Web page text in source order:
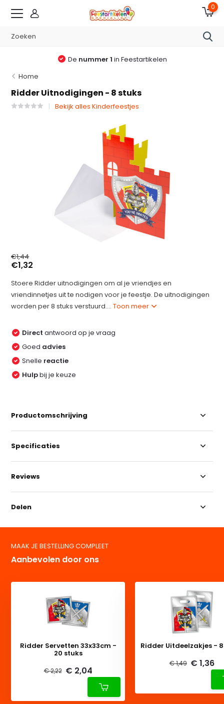
0
De nummer 1 in Feestartikelen
Home
Ridder Uitnodigingen - 8 stuks
Bekijk alles Kinderfeestjes
€1,44
€1,32
Stoere Ridder uitnodigingen om al je vriendjes en
vriendinnetjes uit te nodigen voor je feestje. De uitnodigingen
worden per 8 stuks verstuurd....Toon meer
Direct antwoord op je vraag
Goed advies
Snelle reactie
Hulpbij je keuze
Productomschrijving
Specificaties
Reviews
Delen
MAAK JE BESTELLING COMPLEET
Aanbevolen door ons
Ridder Servetten 33x33cm -
20 stuks
€ 2,22 € 2,04
Ridder Uitdeelzakjes -
€ 1,49 € 1,36